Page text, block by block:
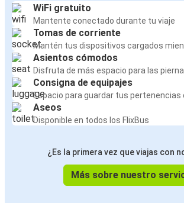
WiFi gratuito
Mantente conectado durante tu viaje
Tomas de corriente
Mantén tus dispositivos cargados
Asientos cómodos
Disfruta de más espacio para las
Consigna de equipajes
Espacio para guardar tus pertenencias
Aseos
Disponible en todos los FlixBus
¿Es la primera vez que viajas con
Más sobre nuestro